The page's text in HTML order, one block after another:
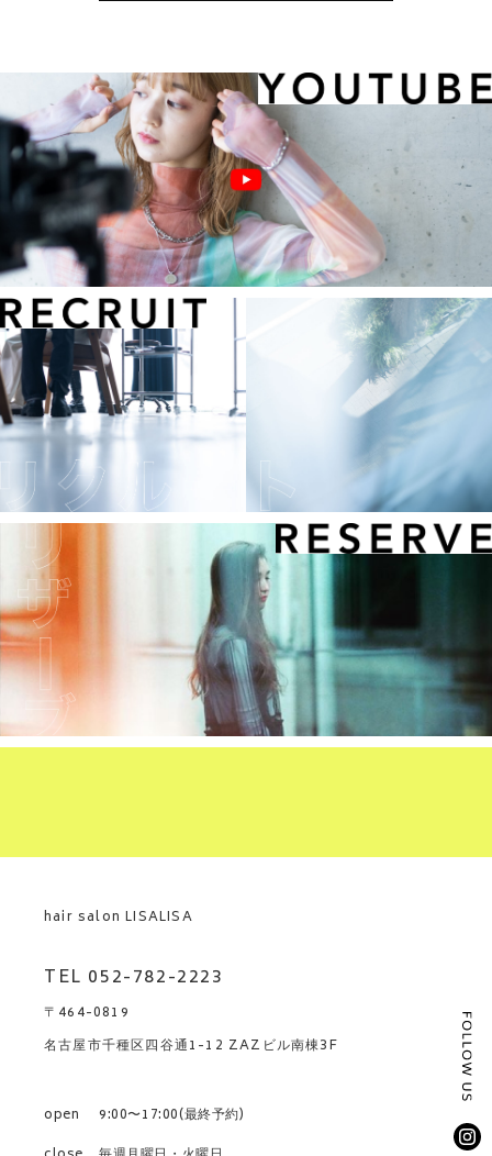
hair salon LISALISA
TEL 052-782-2223
〒464-0819
名古屋市千種区四谷通1-12 ZAZビル南棟3F
open
9:00〜17:00(最終予約)